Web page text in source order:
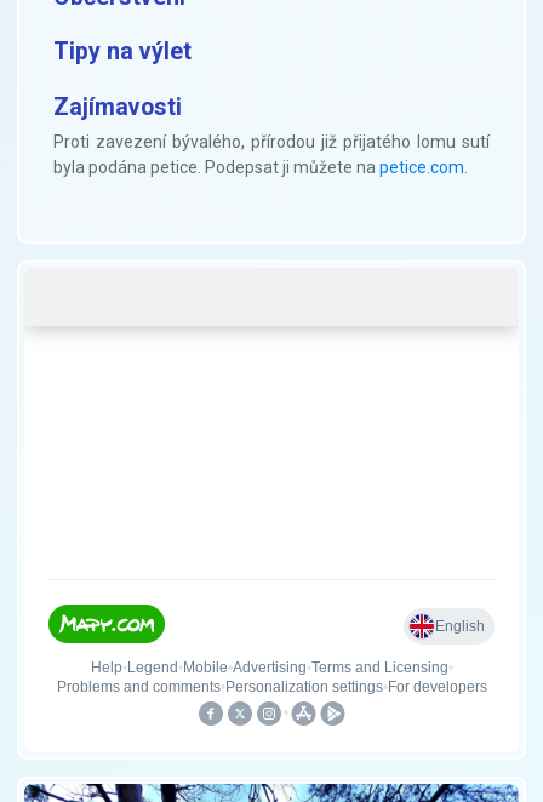
Tipy na výlet
Zajímavosti
Proti zavezení bývalého, přírodou již přijatého lomu sutí
byla podána petice. Podepsat ji můžete na petice.com